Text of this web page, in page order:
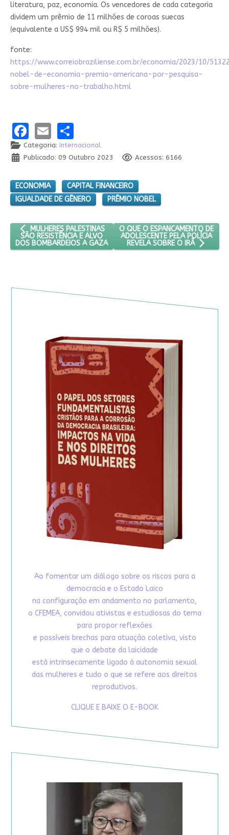
literatura, paz, economia. Os vencedores de cada categoria
dividem um prêmio de 11 milhões de coroas suecas
(equivalente a US$ 994 mil ou R$ 5 milhões).
fonte:
https://www.correiobraziliense.com.br/economia/2023/10/
nobel-de-economia-premia-americana-por-pesquisa-
sobre-mulheres-no-trabalho.html
Facebook
EmailShare
Categoria: Internacional
Publicado: 09 Outubro 2023
Acessos: 6166
ECONOMIA
CAPITAL FINANCEIRO
IGUALDADE DE GÊNERO
PRÊMIO NOBEL
ARTIGO ANTERIOR: MULHERES PALESTINAS SÃO RESISTÊNCIA
MULHERES PALESTINAS
SÃO RESISTÊNCIA E ALVO
DOS BOMBARDEIOS A GAZA
PRÓXIMO ARTIGO: O QUE O
O QUE O ESPANCAMENTO DE
ADOLESCENTE PELA POLÍCIA
REVELA SOBRE O IRÃ
Ao fomentar um diálogo sobre os riscos para a
democracia e o Estado Laico
na configuração em andamento no parlamento,
o CFEMEA, convidou ativistas e estudiosas do tema
para propor reflexões
e possíveis brechas para atuação coletiva, visto
que o debate da laicidade
está intrinsecamente ligado à autonomia sexual
das mulheres e tudo o que se refere aos direitos
reprodutivos.
CLIQUE E BAIXE O E-BOOK